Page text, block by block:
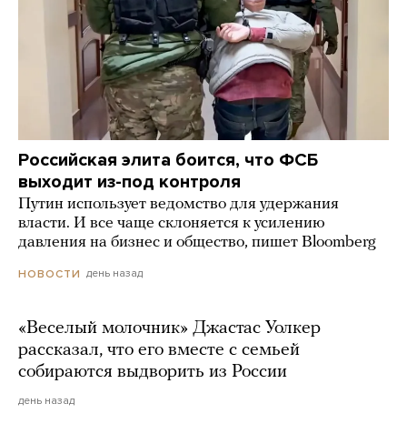
Российская элита боится, что ФСБ
выходит из-под контроля
Путин использует ведомство для удержания
власти. И все чаще склоняется к усилению
давления на бизнес и общество, пишет Bloomberg
НОВОСТИ день назад
«Веселый молочник» Джастас Уолкер
рассказал, что его вместе с семьей
собираются выдворить из России
день назад